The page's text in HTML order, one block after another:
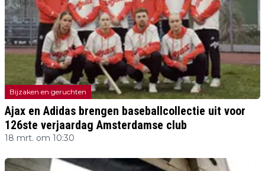
Bijzaken en geruchten
Ajax en Adidas brengen baseballcollectie uit voor
126ste verjaardag Amsterdamse club
18 mrt. om 10:30